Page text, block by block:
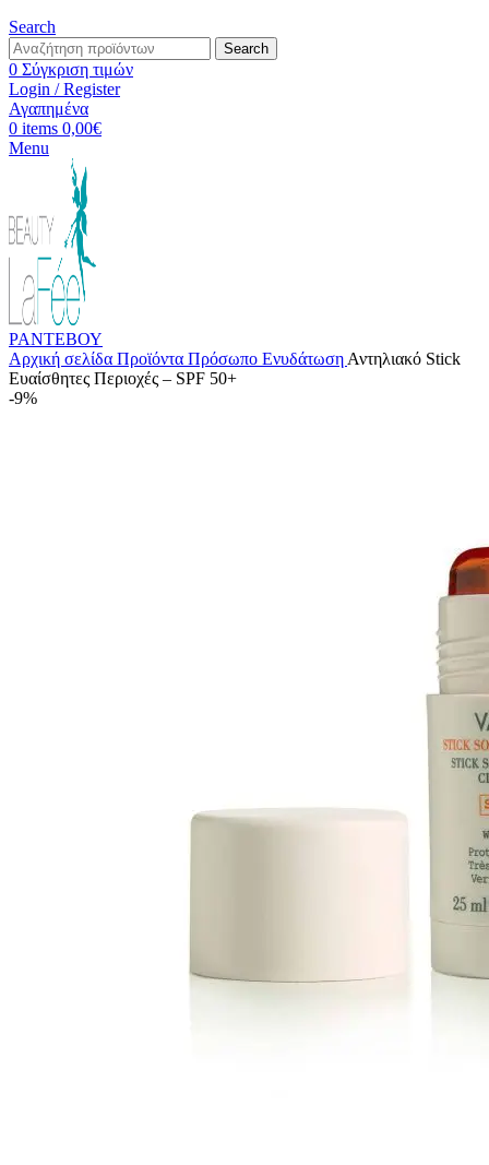
Search
Search
0 Σύγκριση τιμών
Login / Register
Αγαπημένα
0 items 0,00€
Menu
ΡΑΝΤΕΒΟΥ
Αρχική σελίδα Προϊόντα Πρόσωπο Ενυδάτωση Αντηλιακό Stick
Ευαίσθητες Περιοχές – SPF 50+
-9%